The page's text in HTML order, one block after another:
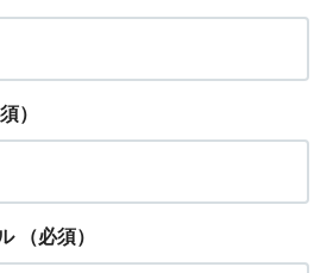
）
（必須）